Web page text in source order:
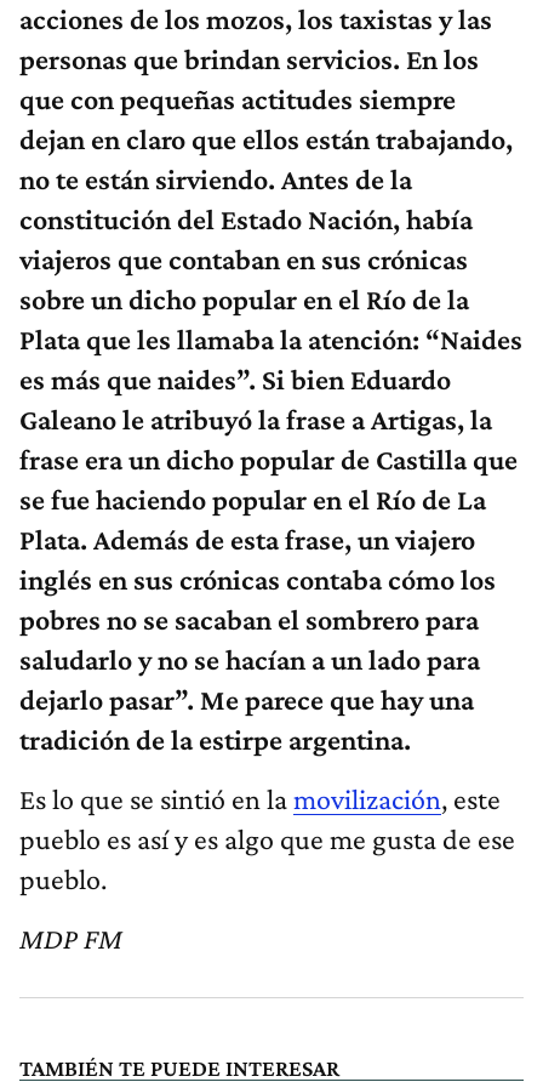
acciones de los mozos, los taxistas y las
personas que brindan servicios. En los
que con pequeñas actitudes siempre
dejan en claro que ellos están trabajando,
no te están sirviendo. Antes de la
constitución del Estado Nación, había
viajeros que contaban en sus crónicas
sobre un dicho popular en el Río de la
Plata que les llamaba la atención: “Naides
es más que naides”. Si bien Eduardo
Galeano le atribuyó la frase a Artigas, la
frase era un dicho popular de Castilla que
se fue haciendo popular en el Río de La
Plata. Además de esta frase, un viajero
inglés en sus crónicas contaba cómo los
pobres no se sacaban el sombrero para
saludarlo y no se hacían a un lado para
dejarlo pasar”. Me parece que hay una
tradición de la estirpe argentina.
Es lo que se sintió en lamovilización, este
pueblo es así y es algo que me gusta de ese
pueblo.
MDP FM
TAMBIÉN TE PUEDE INTERESAR